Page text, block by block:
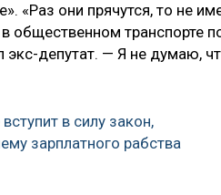
«Раз они прячутся, то не
общественном транспорте
депутат. — Я не думаю,
в силу закон,
зарплатного рабства